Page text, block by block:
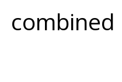
combined